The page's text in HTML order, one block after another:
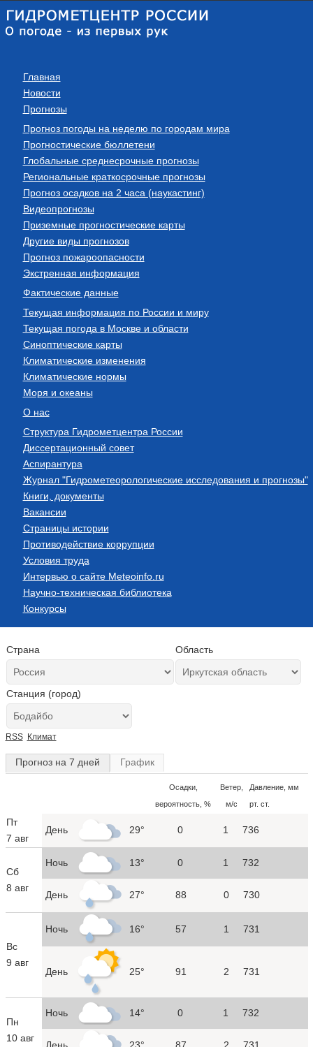
Главная
Новости
Прогнозы
Прогноз погоды на неделю по городам мира
Прогностические бюллетени
Глобальные среднесрочные прогнозы
Региональные краткосрочные прогнозы
Прогноз осадков на 2 часа (наукастинг)
Видеопрогнозы
Приземные прогностические карты
Другие виды прогнозов
Прогноз пожароопасности
Экстренная информация
Фактические данные
Текущая информация по России и миру
Текущая погода в Москве и области
Синоптические карты
Климатические изменения
Климатические нормы
Моря и океаны
О нас
Структура Гидрометцентра России
Диссертационный совет
Аспирантура
Журнал "Гидрометеорологические исследования и прогнозы"
Книги, документы
Вакансии
Страницы истории
Противодействие коррупции
Условия труда
Интервью о сайте Meteoinfo.ru
Научно-техническая библиотека
Конкурсы
Страна Область
Станция (город)
RSS Климат
Прогноз на 7 дней График
Осадки,
вероятность, %
Ветер,
м/с
Давление, мм
рт. ст.
Пт
7 авг
День 29° 0 1 736
Сб
8 авг
Ночь 13° 0 1 732
День 27° 88 0 730
Вс
9 авг
Ночь 16° 57 1 731
День 25° 91 2 731
Пн
10 авг
Ночь 14° 0 1 732
День 23° 87 2 731